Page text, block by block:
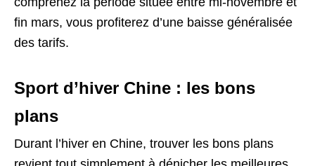
fin mars, vous profiterez d’une baisse généralisée
des tarifs.
Sport d’hiver Chine : les bons
plans
Durant l’hiver en Chine, trouver les bons plans